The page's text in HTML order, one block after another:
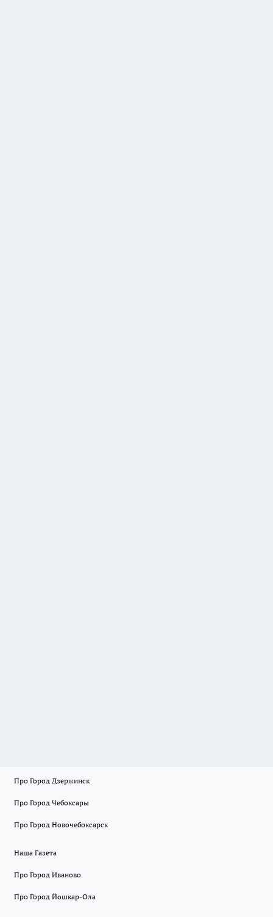
Про Город Дзержинск
Про Город Чебоксары
Про Город Новочебоксарск
Наша Газета
Про Город Иваново
Про Город Йошкар-Ола